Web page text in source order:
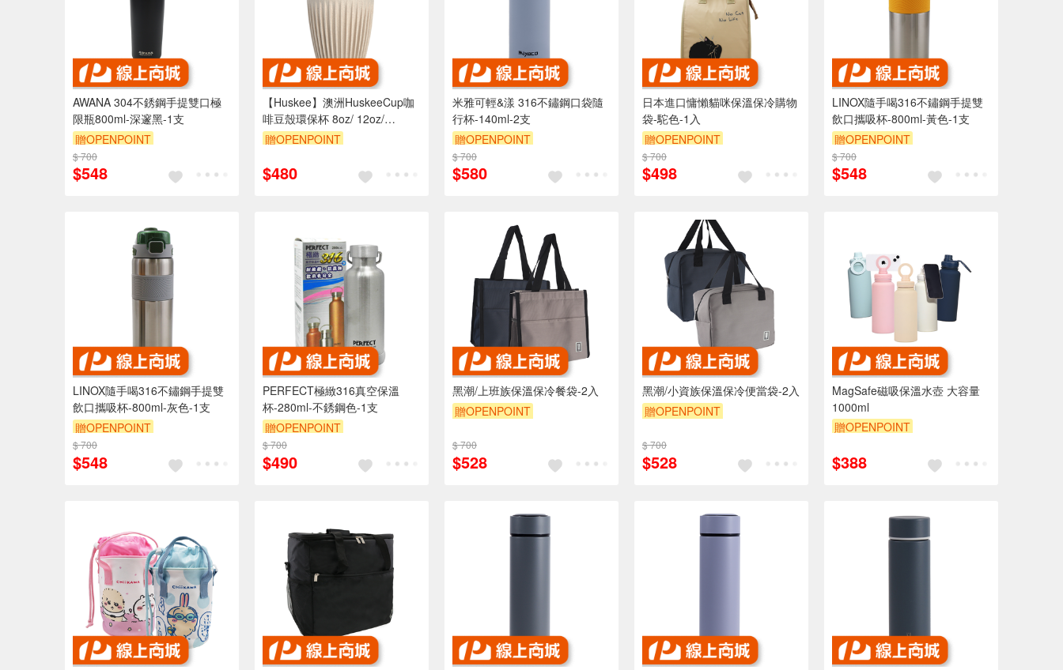
AWANA 304不銹鋼手提雙口極
限瓶800ml-深邃黑-1支
贈OPENPOINT
$ 700
$548
【Huskee】澳洲HuskeeCup咖
啡豆殼環保杯 8oz/ 12oz/
16oz(附杯蓋)｜安全無毒可回收
贈OPENPOINT
$480
米雅可輕&漾 316不鏽鋼口袋隨
行杯-140ml-2支
贈OPENPOINT
$ 700
$580
日本進口慵懶貓咪保溫保冷購物
袋-駝色-1入
贈OPENPOINT
$ 700
$498
LINOX隨手喝316不鏽鋼手提雙
飲口攜吸杯-800ml-黃色-1支
贈OPENPOINT
$ 700
$548
LINOX隨手喝316不鏽鋼手提雙
飲口攜吸杯-800ml-灰色-1支
贈OPENPOINT
$ 700
$548
PERFECT極緻316真空保溫
杯-280ml-不銹鋼色-1支
贈OPENPOINT
$ 700
$490
黑潮/上班族保溫保冷餐袋-2入
贈OPENPOINT
$ 700
$528
黑潮/小資族保溫保冷便當袋-2入
贈OPENPOINT
$ 700
$528
MagSafe磁吸保溫水壺 大容量
1000ml
贈OPENPOINT
$388